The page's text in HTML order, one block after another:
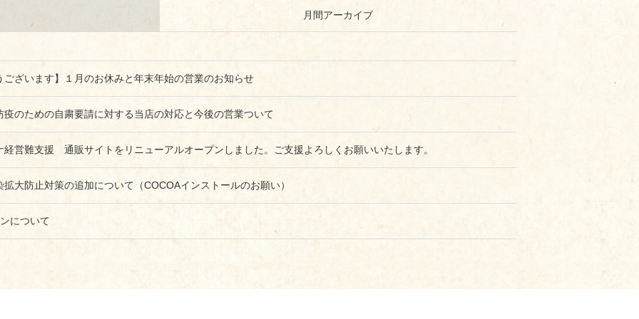
月間アーカイブ
ございます】１月のお休みと年末年始の営業のお知らせ
のための自粛要請に対する当店の対応と今後の営業ついて
経営難支援 通販サイトをリニューアルオープンしました。ご支援よろしくお願いいたします。
大防止対策の追加について（COCOAインストールのお願い）
について